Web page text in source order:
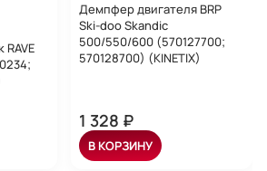
Демпфер двигателя BRP
Ski-doo Skandic
500/550/600 (570127700;
570128700) (KINETIX)
1 328 ₽
В КОРЗИНУ